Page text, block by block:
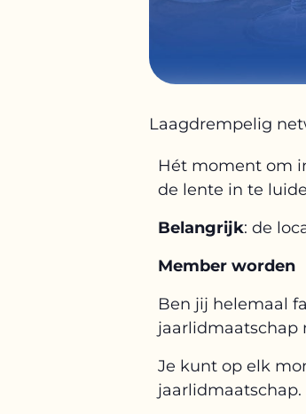
Laagdrempelig
Hét moment om
de lente in te
Belangrijk: de
Member worden
Ben jij helemaal
jaarlidmaatschap
Je kunt op elk
jaarlidmaatschap.